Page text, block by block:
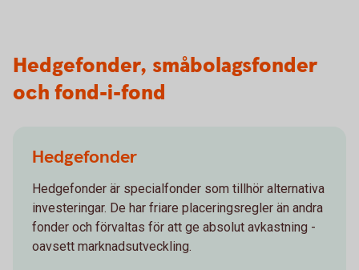
Hedgefonder, småbolagsfonder
och fond-i-fond
Hedgefonder
Hedgefonder är specialfonder som tillhör alternativa
investeringar. De har friare placeringsregler än andra
fonder och förvaltas för att ge absolut avkastning -
oavsett marknadsutveckling.